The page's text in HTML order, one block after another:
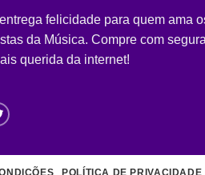
felicidade para quem ama
da Música. Compre com
querida da internet!
POLÍTICA DE PRIVACIDADE